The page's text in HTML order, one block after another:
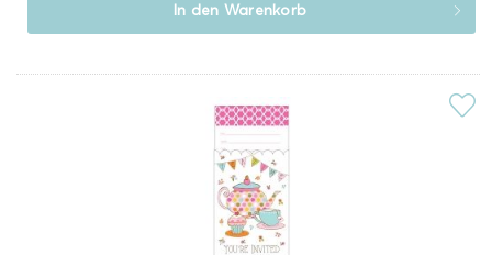
In den Warenkorb